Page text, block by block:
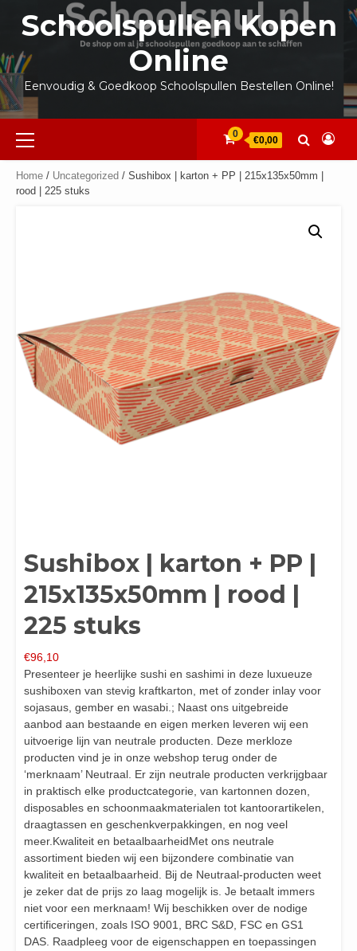
inhoud
Schoolspullen Kopen
Online
Eenvoudig & Goedkoop Schoolspullen Bestellen Online!
Primair
menu
0
€0,00
Home / Uncategorized / Sushibox | karton + PP | 215x135x50mm |
rood | 225 stuks
Sushibox | karton + PP |
215x135x50mm | rood |
225 stuks
€96,10
Presenteer je heerlijke sushi en sashimi in deze luxueuze
sushiboxen van stevig kraftkarton, met of zonder inlay voor
sojasaus, gember en wasabi.; Naast ons uitgebreide
aanbod aan bestaande en eigen merken leveren wij een
uitvoerige lijn van neutrale producten. Deze merkloze
producten vind je in onze webshop terug onder de
‘merknaam’ Neutraal. Er zijn neutrale producten verkrijgbaar
in praktisch elke productcategorie, van kartonnen dozen,
disposables en schoonmaakmaterialen tot kantoorartikelen,
draagtassen en geschenkverpakkingen, en nog veel
meer.Kwaliteit en betaalbaarheidMet ons neutrale
assortiment bieden wij een bijzondere combinatie van
kwaliteit en betaalbaarheid. Bij de Neutraal-producten weet
je zeker dat de prijs zo laag mogelijk is. Je betaalt immers
niet voor een merknaam! Wij beschikken over de nodige
certificeringen, zoals ISO 9001, BRC S&D, FSC en GS1
DAS. Raadpleeg voor de eigenschappen en toepassingen